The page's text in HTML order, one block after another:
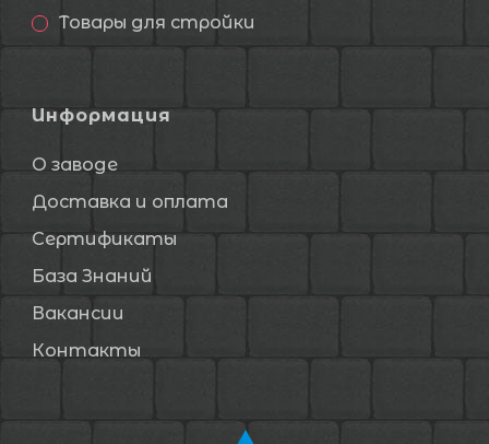
Товары для стройки
Информация
О заводе
Доставка и оплата
Сертификаты
База Знаний
Вакансии
Контакты